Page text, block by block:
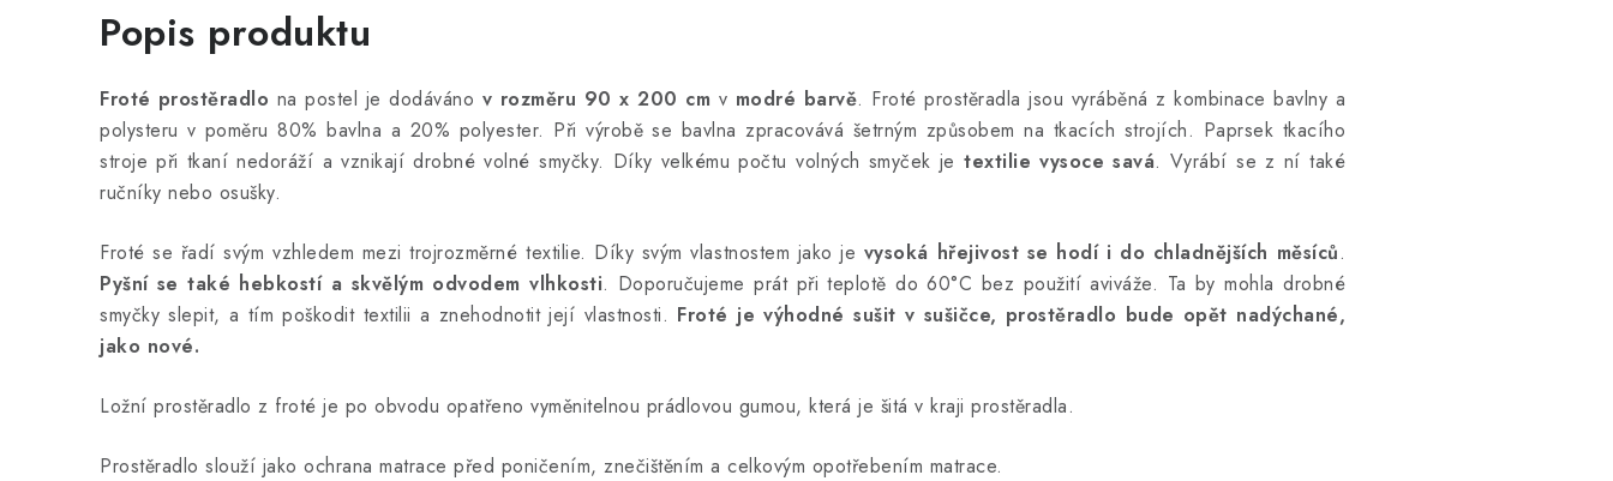
Popis produktu
Froté prostěradlo na postel je dodáváno v rozměru 90 x 200 cm v modré barvě. Froté prostěradla jsou vyráběná z kombinace bavlny a
polysteru v poměru 80% bavlna a 20% polyester. Při výrobě se bavlna zpracovává šetrným způsobem na tkacích strojích. Paprsek tkacího
stroje při tkaní nedoráží a vznikají drobné volné smyčky. Díky velkému počtu volných smyček jetextilie vysoce savá. Vyrábí se z ní také
ručníky nebo osušky.
Froté se řadí svým vzhledem mezi trojrozměrné textilie. Díky svým vlastnostem jako je vysoká hřejivost se hodí i do chladnějších měsíců.
Pyšní se také hebkostí a skvělým odvodem vlhkosti. Doporučujeme prát při teplotě do 60°C bez použití aviváže. Ta by mohla drobné
smyčky slepit, a tím poškodit textilii a znehodnotit její vlastnosti. Froté je výhodné sušit v sušičce, prostěradlo bude opět nadýchané,
jako nové.
Ložní prostěradlo z froté je po obvodu opatřeno vyměnitelnou prádlovou gumou, která je šitá v kraji prostěradla.
Prostěradlo slouží jako ochrana matrace před poničením, znečištěním a celkovým opotřebením matrace.